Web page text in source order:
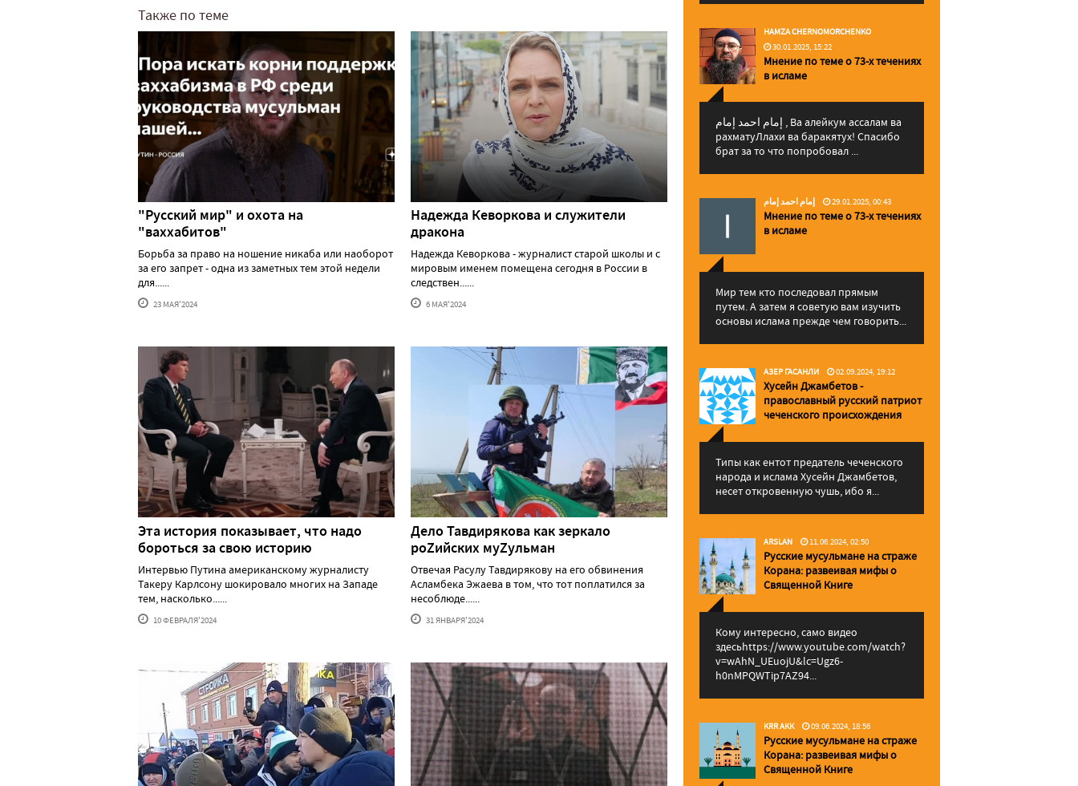
Также по теме
"Русский мир" и охота на
"ваххабитов"
Борьба за право на ношение никаба или наоборот
за его запрет - одна из заметных тем этой недели
для......
23 МАЯ'2024
Надежда Кеворкова и служители
дракона
Надежда Кеворкова - журналист старой школы и с
мировым именем помещена сегодня в России в
следствен......
6 МАЯ'2024
Эта история показывает, что надо
бороться за свою историю
Интервью Путина американскому журналисту
Такеру Карлсону шокировало многих на Западе
тем, насколько......
10 ФЕВРАЛЯ'2024
Дело Тавдирякова как зеркало
роZийских муZульман
Отвечая Расулу Тавдирякову на его обвинения
Асламбека Эжаева в том, что тот поплатился за
несоблюде......
31 ЯНВАРЯ'2024
HAMZA CHERNOMORCHENKO
30.01.2025, 15:22
Мнение по теме о 73-х течениях
в исламе
إمام احمد إمام , Ва алейкум ассалам ва
рахматуЛлахи ва баракятух! Спасибо
брат за то что попробовал ...
إمام احمد إمام 29.01.2025, 00:43
Мнение по теме о 73-х течениях
в исламе
Мир тем кто последовал прямым
путем. А затем я советую вам изучить
основы ислама прежде чем говорить...
АЗЕР ГАСАНЛИ 02.09.2024, 19:12
Хусейн Джамбетов -
православный русский патриот
чеченского происхождения
Типы как ентот предатель чеченского
народа и ислама Хусейн Джамбетов,
несет откровенную чушь, ибо я...
ARSLAN 11.06.2024, 02:50
Русские мусульмане на страже
Корана: pазвеивая мифы о
Священной Книге
Кому интересно, само видео
здесьhttps://www.youtube.com/watch?
v=wAhN_UEuojU&lc=Ugz6-
h0nMPQWTip7AZ94...
KRR AKK 09.06.2024, 18:56
Русские мусульмане на страже
Корана: pазвеивая мифы о
Священной Книге